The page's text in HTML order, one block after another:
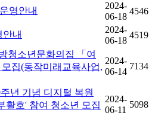
영안내
2024-
06-18
4546
내
2024-
06-18
4519
청소년문화의집 「여
집(동작미래교육사업,
2024-
06-14
7134
년 기념 디지털 복원
활호' 참여 청소년 모집
2024-
06-11
5098